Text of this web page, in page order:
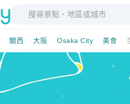
關西 大阪 Osaka City 美食